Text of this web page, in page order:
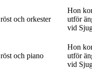
röst och orkester
Hon
utför
vid
röst och piano
Hon
utför
vid